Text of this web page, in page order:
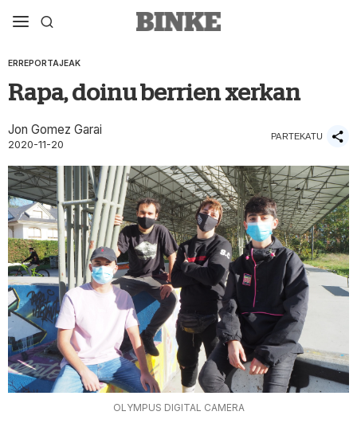
ERREPORTAJEAK
Rapa, doinu berrien xerkan
Jon Gomez Garai
2020-11-20
PARTEKATU
OLYMPUS DIGITAL CAMERA